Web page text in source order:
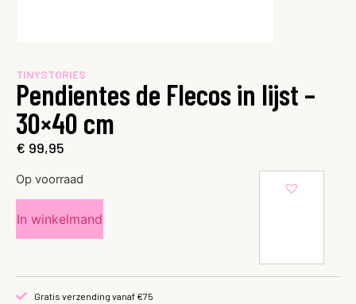
TINYSTORIES
Pendientes de Flecos in lijst –
30×40 cm
€ 99,95
Op voorraad
In winkelmand
Gratis verzending vanaf €75